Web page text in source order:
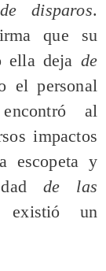
de disparos.
que su
ella deja de
el personal
al
impactos
escopeta y
de las
un